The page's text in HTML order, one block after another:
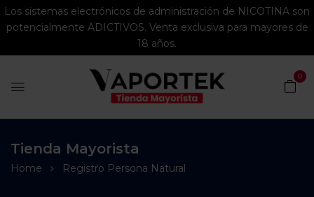
Los sistemas electrónicos de administración de NICOTINA son
potencialmente ADICTIVOS. Venta exclusiva para mayores de
18 años.
0
Tienda Mayorista
Home Registro Persona Natural